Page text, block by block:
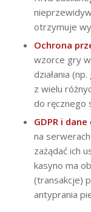
otrzymuje
Ochrona
wzorce gry
działania
z wielu
do ręcznego
GDPR i
na
zażądać ich
kasyno ma
(transakcje)
antyprania